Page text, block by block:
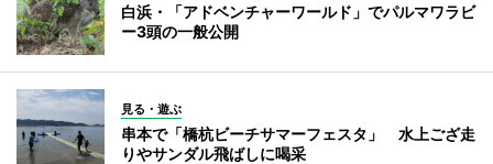
白浜・「アドベンチャーワールド」でパルマワラビ
ー3頭の一般公開
見る・遊ぶ
串本で「橋杭ビーチサマーフェスタ」 水上ござ走
りやサンダル飛ばしに喝采